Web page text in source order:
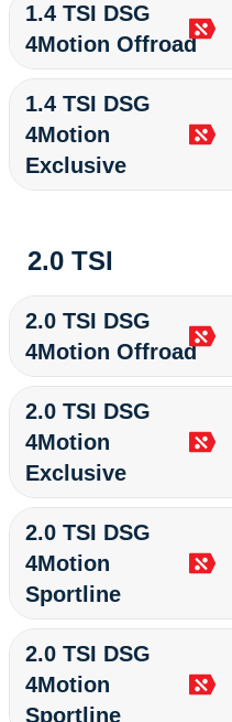
1.4 TSI DSG
4Motion Offroad
1.4 TSI DSG
4Motion
Exclusive
2.0 TSI
2.0 TSI DSG
4Motion Offroad
2.0 TSI DSG
4Motion
Exclusive
2.0 TSI DSG
4Motion
Sportline
2.0 TSI DSG
4Motion
Sportline